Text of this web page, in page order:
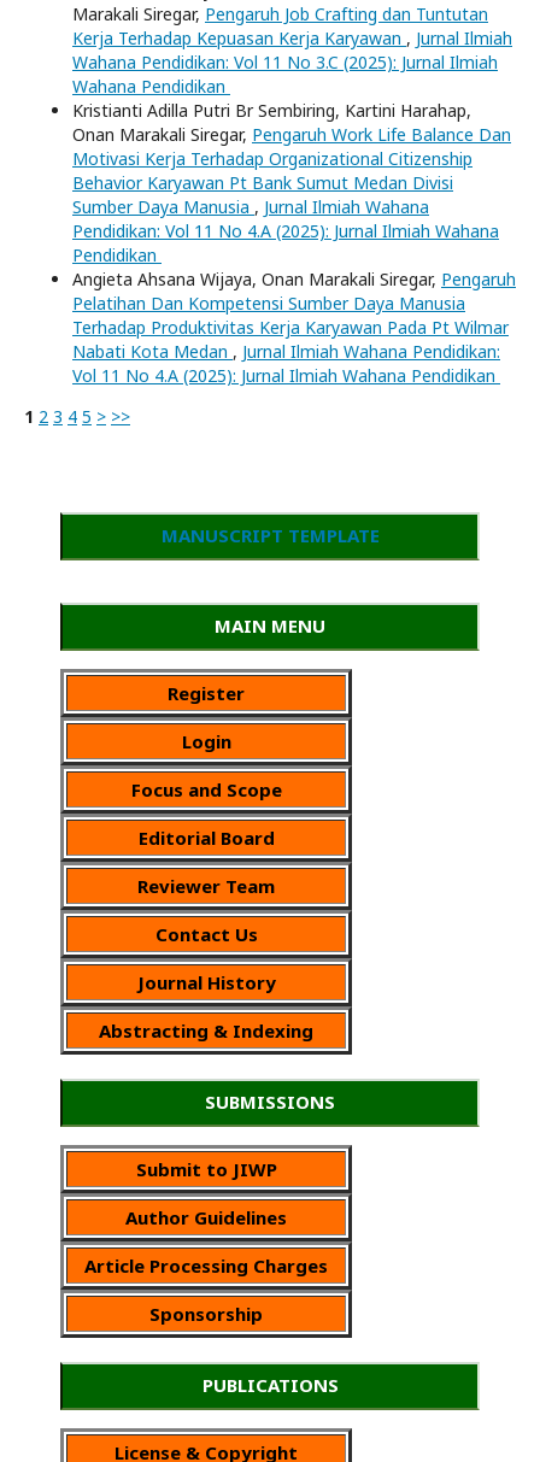
Marakali Siregar, Pengaruh Job Crafting dan Tuntutan
Kerja Terhadap Kepuasan Kerja Karyawan , Jurnal Ilmiah
Wahana Pendidikan: Vol 11 No 3.C (2025): Jurnal Ilmiah
Wahana Pendidikan
Kristianti Adilla Putri Br Sembiring, Kartini Harahap,
Onan Marakali Siregar, Pengaruh Work Life Balance Dan
Motivasi Kerja Terhadap Organizational Citizenship
Behavior Karyawan Pt Bank Sumut Medan Divisi
Sumber Daya Manusia , Jurnal Ilmiah Wahana
Pendidikan: Vol 11 No 4.A (2025): Jurnal Ilmiah Wahana
Pendidikan
Angieta Ahsana Wijaya, Onan Marakali Siregar, Pengaruh
Pelatihan Dan Kompetensi Sumber Daya Manusia
Terhadap Produktivitas Kerja Karyawan Pada Pt Wilmar
Nabati Kota Medan , Jurnal Ilmiah Wahana Pendidikan:
Vol 11 No 4.A (2025): Jurnal Ilmiah Wahana Pendidikan
1 2 3 4 5 > >>
MANUSCRIPT TEMPLATE
MAIN MENU
Register
Login
Focus and Scope
Editorial Board
Reviewer Team
Contact Us
Journal History
Abstracting & Indexing
SUBMISSIONS
Submit to JIWP
Author Guidelines
Article Processing Charges
Sponsorship
PUBLICATIONS
License & Copyright